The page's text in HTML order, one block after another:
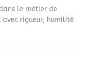
le métier de
rigueur, humilité